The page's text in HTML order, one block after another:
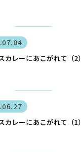
カレーにあこがれて（2）
カレーにあこがれて（1）